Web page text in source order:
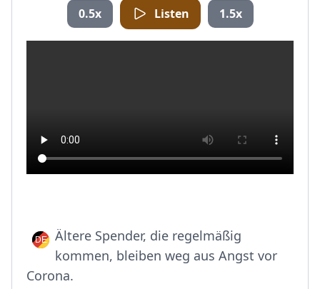
0.5x Listen 1.5x
Ältere Spender, die regelmäßig
kommen, bleiben weg aus Angst vor
Corona.